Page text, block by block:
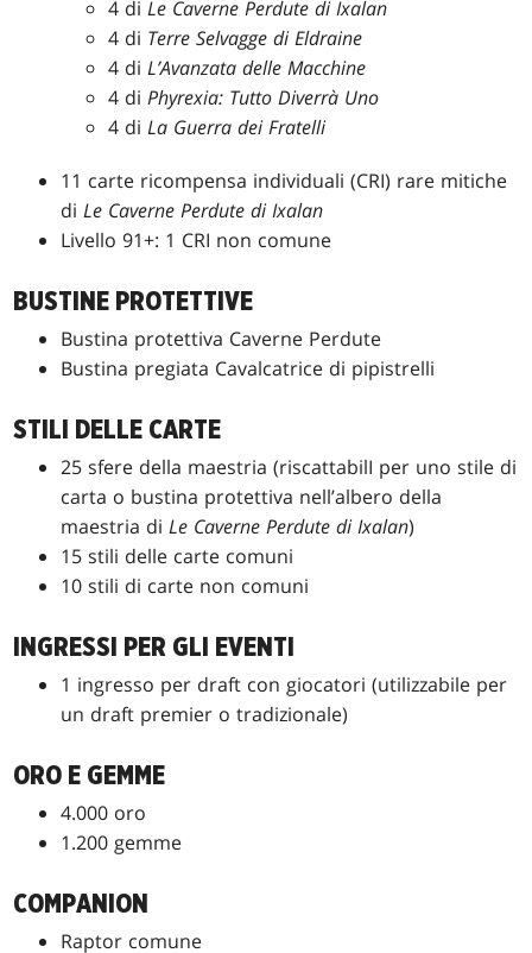
4 diLe Caverne Perdute di Ixalan
4 di Terre Selvagge di Eldraine
4 diL’Avanzata delle Macchine
4 diPhyrexia: Tutto Diverrà Uno
4 diLa Guerra dei Fratelli
11 carte ricompensa individuali (CRI) rare mitiche
diLe Caverne Perdute di Ixalan
Livello 91+: 1 CRI non comune
BUSTINE PROTETTIVE
Bustina protettiva Caverne Perdute
Bustina pregiata Cavalcatrice di pipistrelli
STILI DELLE CARTE
25 sfere della maestria (riscattabilI per uno stile di
carta o bustina protettiva nell’albero della
maestria diLe Caverne Perdute di Ixalan)
15 stili delle carte comuni
10 stili di carte non comuni
INGRESSI PER GLI EVENTI
1 ingresso per draft con giocatori (utilizzabile per
un draft premier o tradizionale)
ORO E GEMME
4.000 oro
1.200 gemme
COMPANION
Raptor comune